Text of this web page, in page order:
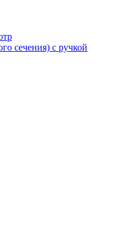
сечения) c ручкой